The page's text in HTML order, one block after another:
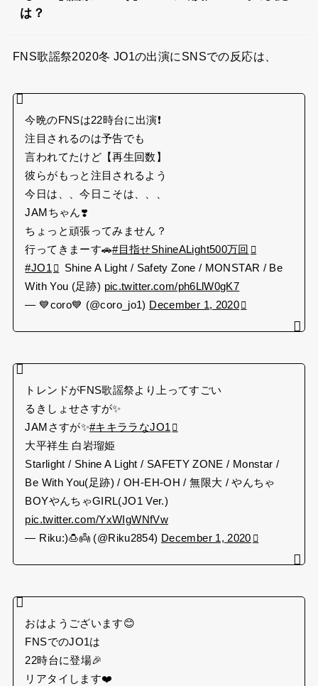
は？
FNS歌謡祭2020冬 JO1の出演にSNSでの反応は、
今晩のFNSは22時台に出演❗️
注目されるのは予告でも
言われてたけど【再生回数】
彼らがもっと注目されるよう
今日は、、今日こそは、、、
JAMちゃん❣️
ちょっと頑張ってみません？
行ってきまーす🚗#目指せShineALight500万回
#JO1
Shine A Light / Safety Zone / MONSTAR / Be
With You (足跡) pic.twitter.com/ph6LlW0gK7
— 💙coro💙 (@coro_jo1) December 1, 2020
トレンドがFNS歌謡祭より上ってすごい
るきしょせさすが✨
JAMさすが✨#キキララなJO1
大平祥生 白岩瑠姫
Starlight / Shine A Light / SAFETY ZONE / Monstar /
Be With You(足跡) / OH-EH-OH / 無限大 / やんちゃ
BOYやんちゃGIRL(JO1 Ver.)
pic.twitter.com/YxWIgWNfVw
— Riku:)🍮👼 (@Riku2854) December 1, 2020
おはようございます😊
FNSでのJO1は
22時台に登場🎉
リアタイします❤️